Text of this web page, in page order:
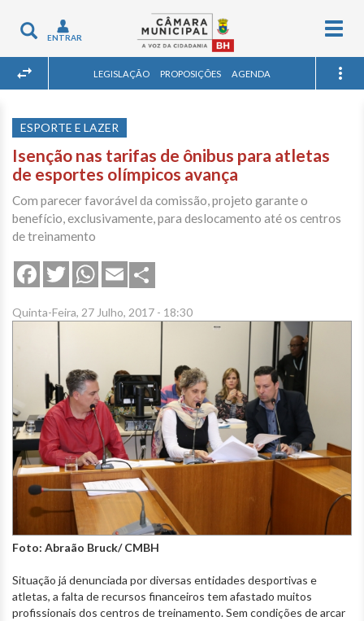
Toggle
navigation
ENTRAR
LEGISLAÇÃO PROPOSIÇÕES AGENDA
ESPORTE E LAZER
Isenção nas tarifas de ônibus para atletas
de esportes olímpicos avança
Com parecer favorável da comissão, projeto garante o
benefício, exclusivamente, para deslocamento até os centros
de treinamento
FacebookTwitterWhatsApp
Email
Quinta-Feira, 27 Julho, 2017 - 18:30
Foto: Abraão Bruck/ CMBH
Situação já denunciada por diversas entidades desportivas e
atletas, a falta de recursos financeiros tem afastado muitos
profissionais dos centros de treinamento. Sem condições de arcar